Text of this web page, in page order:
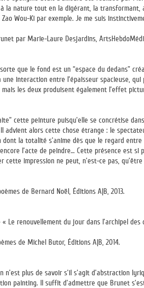
la nature tout en la digérant, la
Wou-Ki par exemple. Je me suis
par Marie-Laure Desjardins,
que le fond est un “espace du dedans”
une interaction entre l’épaisseur spacieuse,
mais les deux produisent également l’effet
cette peinture puisqu’elle se concrétise
advient alors cette chose étrange : le
la totalité s’anime dès que le regard
l’acte de peindre… Cette présence est si
cette impression ne peut, n’est-ce pas,
de Bernard Noël, Éditions A|B, 2013.
Le renouvellement du jour dans l’archipel des
de Michel Butor, Éditions A|B, 2014.
plus de savoir s’il s’agit d’abstraction
painting. Il suffit d’admettre que Brunet